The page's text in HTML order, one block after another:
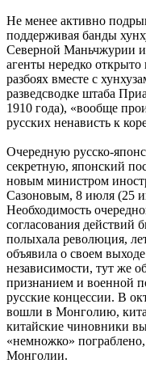
Не менее активно
поддерживая банды
Северной Маньчжурии и
агенты нередко
разбоях вместе с
разведсводке штаба
1910 года), «вообще
русских ненависть к
Очередную русско-
секретную, японский
новым министром
Сазоновым, 8 июля (25
Необходимость
согласования действий
полыхала революция,
объявила о своем
независимости, тут же
признанием и военной
русские концессии. В
вошли в Монголию,
китайские чиновники
«немножко»
Монголии.